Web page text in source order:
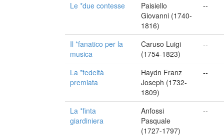
Le *due contesse
Paisiello
Giovanni (1740-
1816)
--
Il *fanatico per la
musica
Caruso Luigi
(1754-1823)
--
La *fedeltà
premiata
Haydn Franz
Joseph (1732-
1809)
--
La *finta
giardiniera
Anfossi
Pasquale
(1727-1797)
--